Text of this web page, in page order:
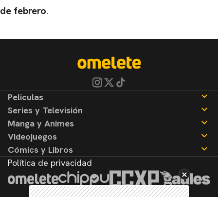
de febrero.
Peliculas
Noticias
Reseñas
Series y Televisión
Noticias
Reseñas
Manga y Animes
Noticias
Reseñas
Videojuegos
Noticias
Reseñas
Cómics y Libros
Noticias
Reseñas
Política de privacidad